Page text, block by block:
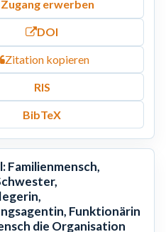
Zugang erwerben
DOI
Zitation kopieren
RIS
BibTeX
Familienmensch,
Funktionärin
die Organisation